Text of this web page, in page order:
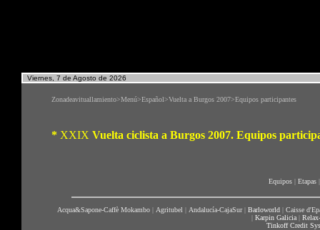
Viernes, 7 de Agosto de 2026
Zonadeavituallamiento>Menú>Español>Vuelta a Burgos 2007>Equipos participantes
* XXIX Vuelta ciclista a Burgos 2007. Equipos
Equipos | Etapas |
Acqua&Sapone-Caffè Mokambo | Agritubel | Andalucía-CajaSur | Barloworld | Caisse
| Karpin Galicia |
Tinkoff Credit